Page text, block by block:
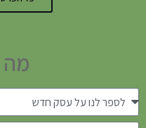
מה